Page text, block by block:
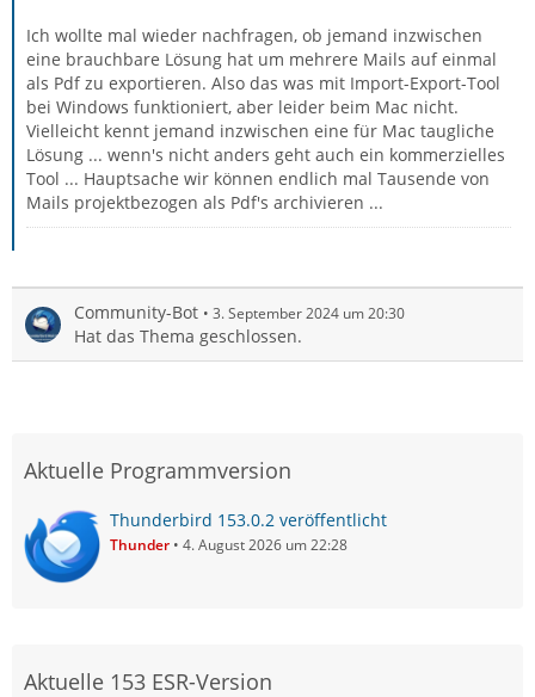
Ich wollte mal wieder nachfragen, ob jemand inzwischen
eine brauchbare Lösung hat um mehrere Mails auf einmal
als Pdf zu exportieren. Also das was mit Import-Export-Tool
bei Windows funktioniert, aber leider beim Mac nicht.
Vielleicht kennt jemand inzwischen eine für Mac taugliche
Lösung ... wenn's nicht anders geht auch ein kommerzielles
Tool ... Hauptsache wir können endlich mal Tausende von
Mails projektbezogen als Pdf's archivieren ...
Community-Bot 3. September 2024 um 20:30
Hat das Thema geschlossen.
Aktuelle Programmversion
Thunderbird 153.0.2 veröffentlicht
Thunder 4. August 2026 um 22:28
Aktuelle 153 ESR-Version